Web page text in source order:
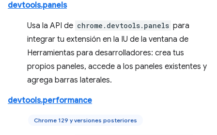
devtools.panels
Usa la API de chrome.devtools.panels para
integrar tu extensión en la IU de la ventana de
Herramientas para desarrolladores: crea tus
propios paneles, accede a los paneles existentes y
agrega barras laterales.
devtools.performance
Chrome 129 y versiones posteriores